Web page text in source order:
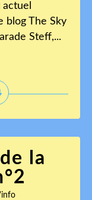
blog The Sky
Steff,...
la